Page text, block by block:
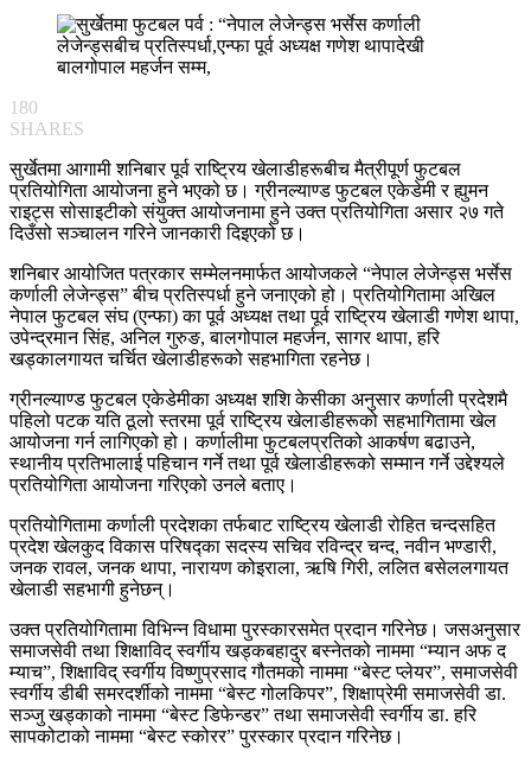
180
SHARES
सुर्खेतमा आगामी शनिबार पूर्व राष्ट्रिय खेलाडीहरूबीच मैत्रीपूर्ण फुटबल
प्रतियोगिता आयोजना हुने भएको छ। ग्रीनल्याण्ड फुटबल एकेडेमी र ह्युमन
राइट्स सोसाइटीको संयुक्त आयोजनामा हुने उक्त प्रतियोगिता असार २७ गते
दिउँसो सञ्चालन गरिने जानकारी दिइएको छ।
शनिबार आयोजित पत्रकार सम्मेलनमार्फत आयोजकले “नेपाल लेजेन्ड्स भर्सेस
कर्णाली लेजेन्ड्स” बीच प्रतिस्पर्धा हुने जनाएको हो। प्रतियोगितामा अखिल
नेपाल फुटबल संघ (एन्फा) का पूर्व अध्यक्ष तथा पूर्व राष्ट्रिय खेलाडी गणेश थापा,
उपेन्द्रमान सिंह, अनिल गुरुङ, बालगोपाल महर्जन, सागर थापा, हरि
खड्कालगायत चर्चित खेलाडीहरूको सहभागिता रहनेछ।
ग्रीनल्याण्ड फुटबल एकेडेमीका अध्यक्ष शशि केसीका अनुसार कर्णाली प्रदेशमै
पहिलो पटक यति ठूलो स्तरमा पूर्व राष्ट्रिय खेलाडीहरूको सहभागितामा खेल
आयोजना गर्न लागिएको हो। कर्णालीमा फुटबलप्रतिको आकर्षण बढाउने,
स्थानीय प्रतिभालाई पहिचान गर्ने तथा पूर्व खेलाडीहरूको सम्मान गर्ने उद्देश्यले
प्रतियोगिता आयोजना गरिएको उनले बताए।
प्रतियोगितामा कर्णाली प्रदेशका तर्फबाट राष्ट्रिय खेलाडी रोहित चन्दसहित
प्रदेश खेलकुद विकास परिषद्का सदस्य सचिव रविन्द्र चन्द, नवीन भण्डारी,
जनक रावल, जनक थापा, नारायण कोइराला, ऋषि गिरी, ललित बसेललगायत
खेलाडी सहभागी हुनेछन्।
उक्त प्रतियोगितामा विभिन्न विधामा पुरस्कारसमेत प्रदान गरिनेछ। जसअनुसार
समाजसेवी तथा शिक्षाविद् स्वर्गीय खड्कबहादुर बस्नेतको नाममा “म्यान अफ द
म्याच”, शिक्षाविद् स्वर्गीय विष्णुप्रसाद गौतमको नाममा “बेस्ट प्लेयर”, समाजसेवी
स्वर्गीय डीबी समरदर्शीको नाममा “बेस्ट गोलकिपर”, शिक्षाप्रेमी समाजसेवी डा.
सञ्जु खड्काको नाममा “बेस्ट डिफेन्डर” तथा समाजसेवी स्वर्गीय डा. हरि
सापकोटाको नाममा “बेस्ट स्कोरर” पुरस्कार प्रदान गरिनेछ।